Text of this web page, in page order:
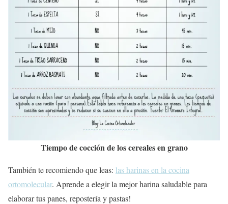
Tiempo de cocción de los cereales en grano
También te recomiendo que leas: las harinas en la cocina
ortomolecular. Aprende a elegir la mejor harina saludable para
elaborar tus panes, repostería y pastas!